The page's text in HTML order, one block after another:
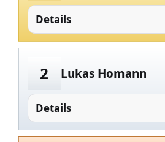
Details
2 Lukas Homann
Details